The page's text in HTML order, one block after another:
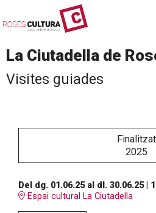
La Ciutadella de
Visites guiades
Finalitzat
2025
Del dg. 01.06.25al dl. 30.06.25|
Espai cultural La Ciutadella